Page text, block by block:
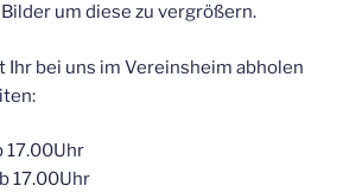
um diese zu vergrößern.
Ihr bei uns im Vereinsheim abholen
17.00Uhr
17.00Uhr